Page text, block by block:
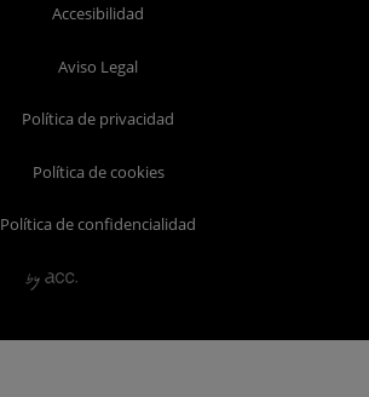
Accesibilidad
Aviso Legal
Política de privacidad
Política de cookies
Política de confidencialidad